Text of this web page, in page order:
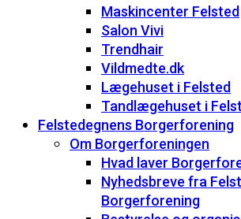
Maskincenter Felsted
Salon Vivi
Trendhair
Vildmedte.dk
Lægehuset i Felsted
Tandlægehuset i
Felstedegnens Borgerforening
Om Borgerforeningen
Hvad laver
Nyhedsbreve fra
Borgerforening